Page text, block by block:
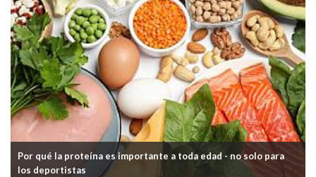
Por qué la proteína es importante a toda edad - no solo para
los deportistas